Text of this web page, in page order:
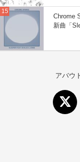
Chrome
新曲「
アバウ